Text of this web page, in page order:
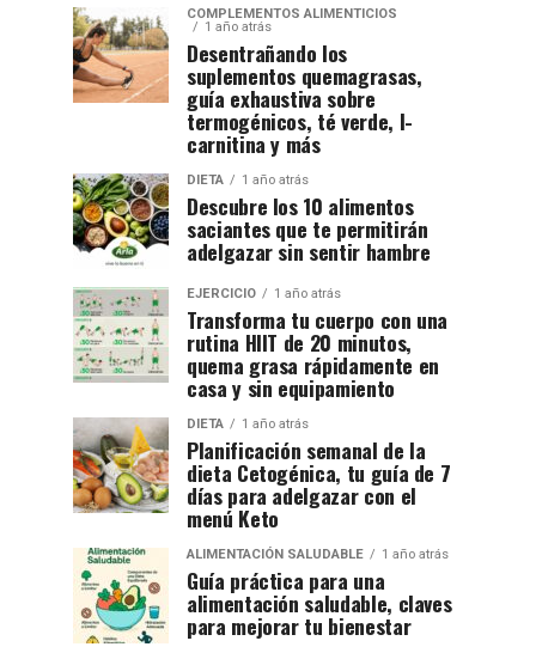
COMPLEMENTOS ALIMENTICIOS
1 año atrás
Desentrañando los
suplementos quemagrasas,
guía exhaustiva sobre
termogénicos, té verde, l-
carnitina y más
DIETA 1 año atrás
Descubre los 10 alimentos
saciantes que te permitirán
adelgazar sin sentir hambre
EJERCICIO 1 año atrás
Transforma tu cuerpo con una
rutina HIIT de 20 minutos,
quema grasa rápidamente en
casa y sin equipamiento
DIETA 1 año atrás
Planificación semanal de la
dieta Cetogénica, tu guía de 7
días para adelgazar con el
menú Keto
ALIMENTACIÓN SALUDABLE 1 año atrás
Guía práctica para una
alimentación saludable, claves
para mejorar tu bienestar